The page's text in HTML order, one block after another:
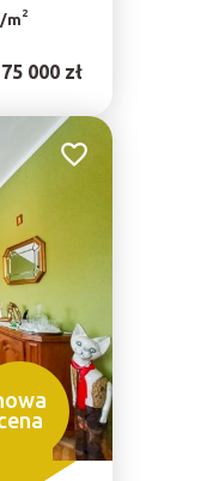
m2
000 zł
Dodaj do ulubionych